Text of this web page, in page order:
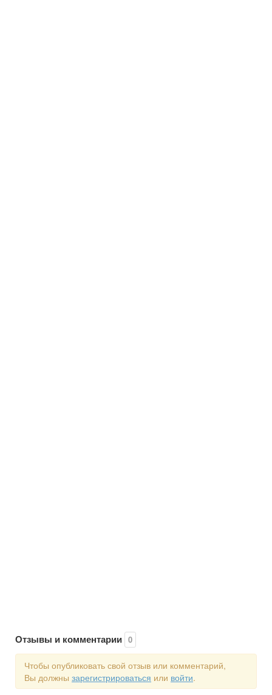
Отзывы и комментарии 0
Чтобы опубликовать свой отзыв или комментарий,
Вы должны зарегистрироваться или войти.